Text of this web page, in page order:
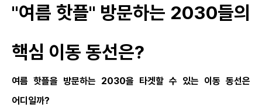
"여름 핫플" 방문하는 2030들의
핵심 이동 동선은?
여름 핫플을 방문하는 2030을 타겟할 수 있는 이동 동선은
어디일까?